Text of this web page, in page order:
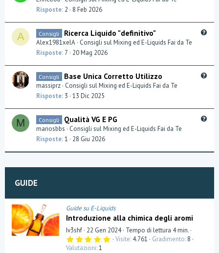
Risposte 2 8 Feb 2026
A Consigli Ricerca Liquido "definitivo"
Alex1981xelA Consigli sul Mixing ed E-Liquids Fai da Te
Risposte 7 20 Mag 2026
Consigli Base Unica Corretto Utilizzo
massiprz Consigli sul Mixing ed E-Liquids Fai da Te
Risposte 3 13 Dic 2025
M
t
Consigli Qualità VG E PG
mariosbbs
Consigli sul Mixing ed E-Liquids Fai da Te
Risposte 1 28 Giu 2026
GUIDE
Guide su E-Liquids
Introduzione alla chimica degli aromi
Iv3shf 22 Gen 2024 Tempo di lettura 4 min.
5 Visite 4.761 Gradimento 8
Valutazioni 1